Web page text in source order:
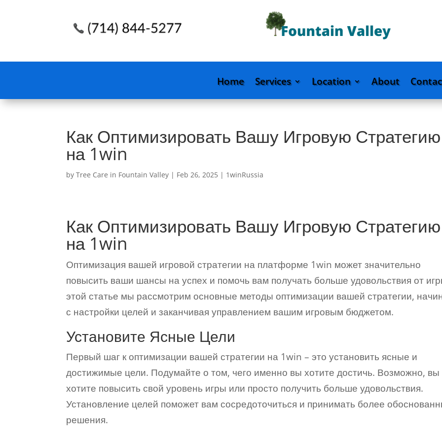
Home Services Location About
Как Оптимизировать Вашу Игровую Стратегию
на 1win
byTree Care in Fountain Valley | Feb 26, 2025 | 1winRussia
Как Оптимизировать Вашу Игровую Стратегию
на 1win
Оптимизация вашей игровой стратегии на платформе 1win может значительно
повысить ваши шансы на успех и помочь вам получать больше удовольствия от
этой статье мы рассмотрим основные методы оптимизации вашей стратегии,
с настройки целей и заканчивая управлением вашим игровым бюджетом.
Установите Ясные Цели
Первый шаг к оптимизации вашей стратегии на 1win – это установить ясные и
достижимые цели. Подумайте о том, чего именно вы хотите достичь. Возможно, вы
хотите повысить свой уровень игры или просто получить больше удовольствия.
Установление целей поможет вам сосредоточиться и принимать более
решения.